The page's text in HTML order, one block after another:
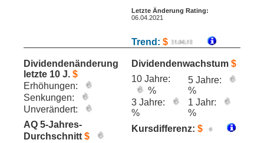
Letzte Änderung Rating:
06.04.2021
Trend: $
Dividendenänderung
letzte 10 J. $
Erhöhungen:
Senkungen:
Unverändert:
AQ 5-Jahres-
Durchschnitt $
Dividendenwachstum $
10 Jahre:
%
5 Jahre:
%
3 Jahre:
%
1 Jahr:
%
Kursdifferenz: $